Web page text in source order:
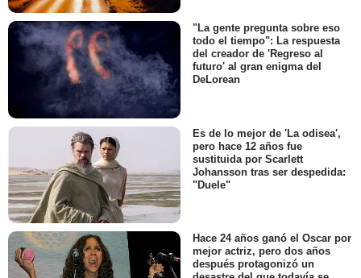
"La gente pregunta sobre eso
todo el tiempo": La respuesta
del creador de 'Regreso al
futuro' al gran enigma del
DeLorean
Es de lo mejor de 'La odisea',
pero hace 12 años fue
sustituida por Scarlett
Johansson tras ser despedida:
"Duele"
Hace 24 años ganó el Oscar por
mejor actriz, pero dos años
después protagonizó un